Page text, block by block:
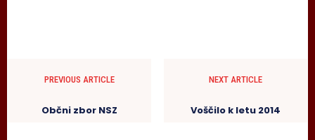
PREVIOUS ARTICLE
Občni zbor NSZ
NEXT ARTICLE
Voščilo k letu 2014